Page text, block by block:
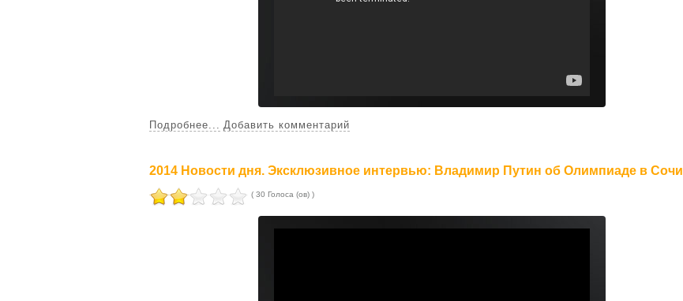
Подробнее... Добавить комментарий
2014 Новости дня. Эксклюзивное интервью: Владимир Путин об Олимпиаде в Сочи
( 30 Голоса (ов) )